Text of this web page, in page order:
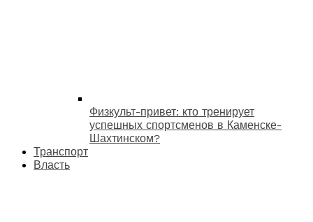
Физкульт-привет: кто тренирует
успешных спортсменов в Каменске-
Шахтинском?
Транспорт
Власть